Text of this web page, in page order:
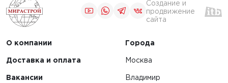
Создание и
продвижение
сайта
О компании
Доставка и оплата
Вакансии
Города
Москва
Владимир